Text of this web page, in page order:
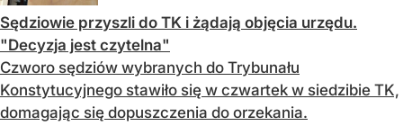
Sędziowie przyszli do TK i żądają objęcia urzędu.
"Decyzja jest czytelna"
Czworo sędziów wybranych do Trybunału
Konstytucyjnego stawiło się w czwartek w siedzibie TK,
domagając się dopuszczenia do orzekania.